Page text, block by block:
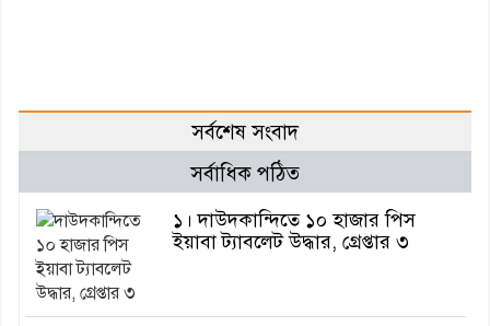
সর্বশেষ সংবাদ
সর্বাধিক পঠিত
১। দাউদকান্দিতে ১০ হাজার পিস
ইয়াবা ট্যাবলেট উদ্ধার, গ্রেপ্তার ৩